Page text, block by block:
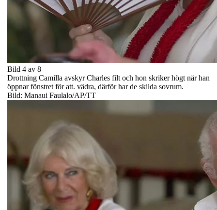
Bild 4 av 8
Drottning Camilla avskyr Charles filt och hon skriker högt när han
öppnar fönstret för att. vädra, därför har de skilda sovrum.
Bild: Manaui Faulalo/AP/TT